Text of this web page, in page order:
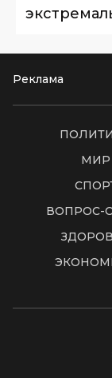
Реклама
МИР
ВОПРОС-